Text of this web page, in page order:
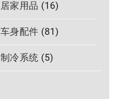
居家用品 (16)
车身配件 (81)
制冷系统 (5)